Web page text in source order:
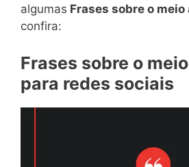
algumas Frases sobre o
confira:
Frases sobre o
para redes sociais